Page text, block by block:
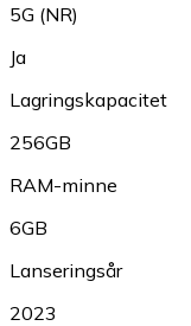
5G (NR)
Ja
Lagringskapacitet
256GB
RAM-minne
6GB
Lanseringsår
2023